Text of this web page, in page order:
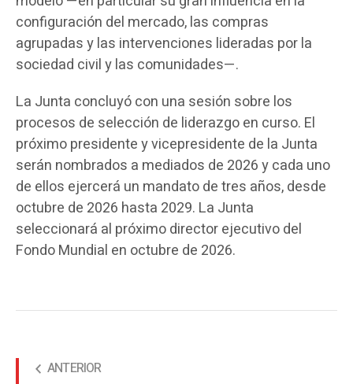
configuración del mercado, las compras
agrupadas y las intervenciones lideradas por la
sociedad civil y las comunidades—.
La Junta concluyó con una sesión sobre los
procesos de selección de liderazgo en curso. El
próximo presidente y vicepresidente de la Junta
serán nombrados a mediados de 2026 y cada uno
de ellos ejercerá un mandato de tres años, desde
octubre de 2026 hasta 2029. La Junta
seleccionará al próximo director ejecutivo del
Fondo Mundial en octubre de 2026.
ANTERIOR